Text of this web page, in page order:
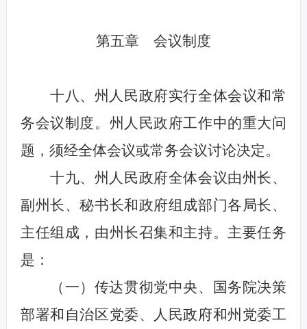
第五章 会议制度
十八、州人民政府实行全体会议和常
务会议制度。州人民政府工作中的重大问
题，须经全体会议或常务会议讨论决定。
十九、州人民政府全体会议由州长、
副州长、秘书长和政府组成部门各局长、
主任组成，由州长召集和主持。主要任务
是：
（一）传达贯彻党中央、国务院决策
部署和自治区党委、人民政府和州党委工